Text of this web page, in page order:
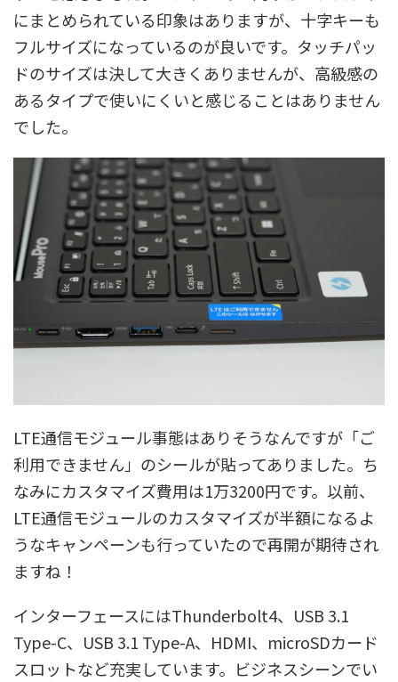
にまとめられている印象はありますが、十字キーも
フルサイズになっているのが良いです。タッチパッ
ドのサイズは決して大きくありませんが、高級感の
あるタイプで使いにくいと感じることはありません
でした。
LTE通信モジュール事態はありそうなんですが「ご
利用できません」のシールが貼ってありました。ち
なみにカスタマイズ費用は1万3200円です。以前、
LTE通信モジュールのカスタマイズが半額になるよ
うなキャンペーンも行っていたので再開が期待され
ますね！
インターフェースにはThunderbolt4、USB 3.1
Type-C、USB 3.1 Type-A、HDMI、microSDカード
スロットなど充実しています。ビジネスシーンでい